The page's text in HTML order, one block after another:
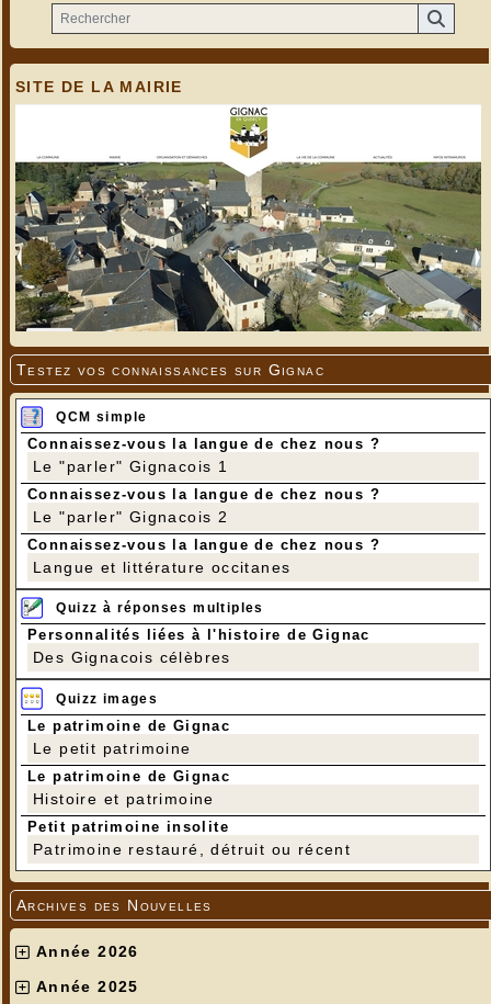
SITE DE LA MAIRIE
Testez vos connaissances sur Gignac
QCM simple
Connaissez-vous la langue de chez nous ?
Le "parler" Gignacois 1
Connaissez-vous la langue de chez nous ?
Le "parler" Gignacois 2
Connaissez-vous la langue de chez nous ?
Langue et littérature occitanes
Quizz à réponses multiples
Personnalités liées à l'histoire de Gignac
Des Gignacois célèbres
Quizz images
Le patrimoine de Gignac
Le petit patrimoine
Le patrimoine de Gignac
Histoire et patrimoine
Petit patrimoine insolite
Patrimoine restauré, détruit ou récent
Archives des Nouvelles
Année 2026
Année 2025